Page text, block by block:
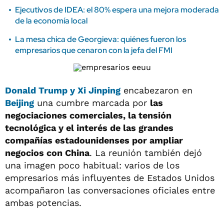
Ejecutivos de IDEA: el 80% espera una mejora moderada
de la economía local
La mesa chica de Georgieva: quiénes fueron los
empresarios que cenaron con la jefa del FMI
Donald Trump y Xi Jinping encabezaron en
Beijing una cumbre marcada por las
negociaciones comerciales, la tensión
tecnológica y el interés de las grandes
compañías estadounidenses por ampliar
negocios con China. La reunión también dejó
una imagen poco habitual: varios de los
empresarios más influyentes de Estados Unidos
acompañaron las conversaciones oficiales entre
ambas potencias.